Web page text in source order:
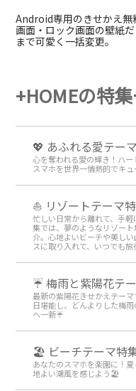
Android専用のきせかえ
画面・ロック画面の壁紙
まで可愛く一括変更。
+HOMEの特
💖 あふれる愛テー
心を奪われる愛の輝き！ハ
スマホを世界一情熱的でキ
⛵ リゾートテーマ
忙しい日常から離れて、手
集では、夢のようなリゾー
介。心地よいビーチや美し
スに取り入れて、いつでも旅
☔ 梅雨と紫陽花テ
最新の紫陽花きせかえテー
日堪能し、どんよりした梅
へ一新☔
🏖 ビーチテーマ特
あなたのスマホを楽園に！
地よい潮風を感じよう🏖